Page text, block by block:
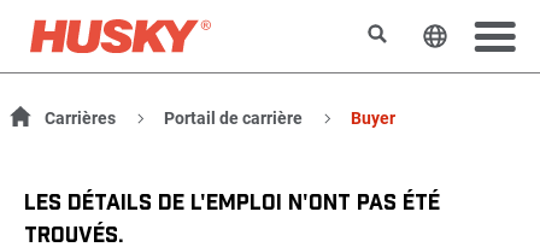
RechercherChanger
Carrières Portail de carrière Buyer
LES DÉTAILS DE L'EMPLOI N'ONT PAS ÉTÉ
TROUVÉS.